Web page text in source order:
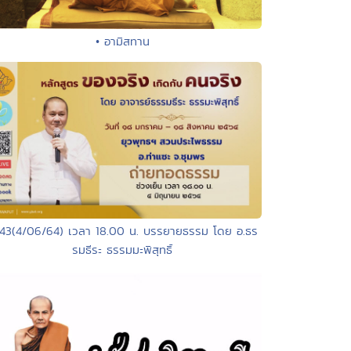
• อามิสทาน
06/64) เวลา 18.00 น. บรรยายธรรม โดย อ.ธร
รมธีระ ธรรมมะพิสุทธิ์